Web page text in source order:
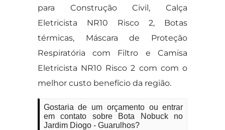
para Construção Civil, Calça
Eletricista NR10 Risco 2, Botas
térmicas, Máscara de Proteção
Respiratória com Filtro e Camisa
Eletricista NR10 Risco 2 com com o
melhor custo benefício da região.
Gostaria de um orçamento ou entrar
em contato sobre Bota Nobuck no
Jardim Diogo - Guarulhos?